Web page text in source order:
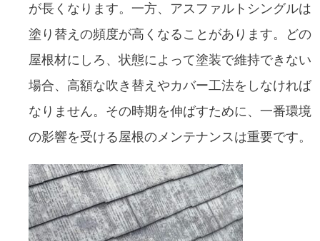
が長くなります。一方、アスファルトシングルは
塗り替えの頻度が高くなることがあります。どの
屋根材にしろ、状態によって塗装で維持できない
場合、高額な吹き替えやカバー工法をしなければ
なりません。その時期を伸ばすために、一番環境
の影響を受ける屋根のメンテナンスは重要です。